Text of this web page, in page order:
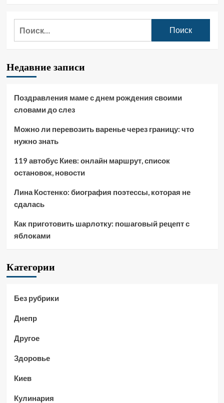
Недавние записи
Поздравления маме с днем рождения своими
словами до слез
Можно ли перевозить варенье через границу: что
нужно знать
119 автобус Киев: онлайн маршрут, список
остановок, новости
Лина Костенко: биография поэтессы, которая не
сдалась
Как приготовить шарлотку: пошаговый рецепт с
яблоками
Категории
Без рубрики
Днепр
Другое
Здоровье
Киев
Кулинария